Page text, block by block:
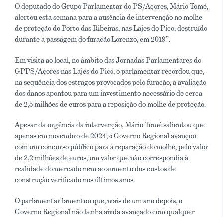
O deputado do Grupo Parlamentar do PS/Açores, Mário Tomé,
alertou esta semana para a ausência de intervenção no molhe
de proteção do Porto das Ribeiras, nas Lajes do Pico, destruído
durante a passagem do furacão Lorenzo, em 2019”.
Em visita ao local, no âmbito das Jornadas Parlamentares do
GPPS/Açores nas Lajes do Pico, o parlamentar recordou que,
na sequência dos estragos provocados pelo furacão, a avaliação
dos danos apontou para um investimento necessário de cerca
de 2,5 milhões de euros para a reposição do molhe de proteção.
Apesar da urgência da intervenção, Mário Tomé salientou que
apenas em novembro de 2024, o Governo Regional avançou
com um concurso público para a reparação do molhe, pelo valor
de 2,2 milhões de euros, um valor que não correspondia à
realidade do mercado nem ao aumento dos custos de
construção verificado nos últimos anos.
O parlamentar lamentou que, mais de um ano depois, o
Governo Regional não tenha ainda avançado com qualquer